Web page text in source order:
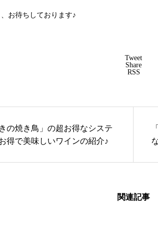
お待ちしております♪
Tweet
Share
RSS
の焼き鳥」の超お得なシステ
得で美味しいワインの紹介♪
関連記事